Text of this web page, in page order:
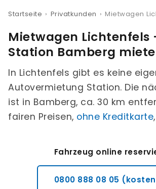
Startseite › Privatkunden › Mietwagen
Mietwagen Lichtenfels
Station Bamberg
In Lichtenfels gibt es keine
Autovermietung Station. Die
ist in Bamberg, ca. 30 km
fairen Preisen, ohne Kreditkarte
Fahrzeug online
0800 888 08 05